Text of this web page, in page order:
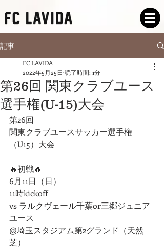
記事
第26回 関東クラブユース
選手権(U-15)大会
FC LAVIDA
2022年5月25日 読了時間: 1分
第26回
関東クラブユースサッカー選手権
（U15）大会
🔥初戦🔥
6月11日（日）
11時kickoff
vs ラルクヴェール千葉or三郷ジュニア
ユース
@埼玉スタジアム第2グランド（天然
芝）